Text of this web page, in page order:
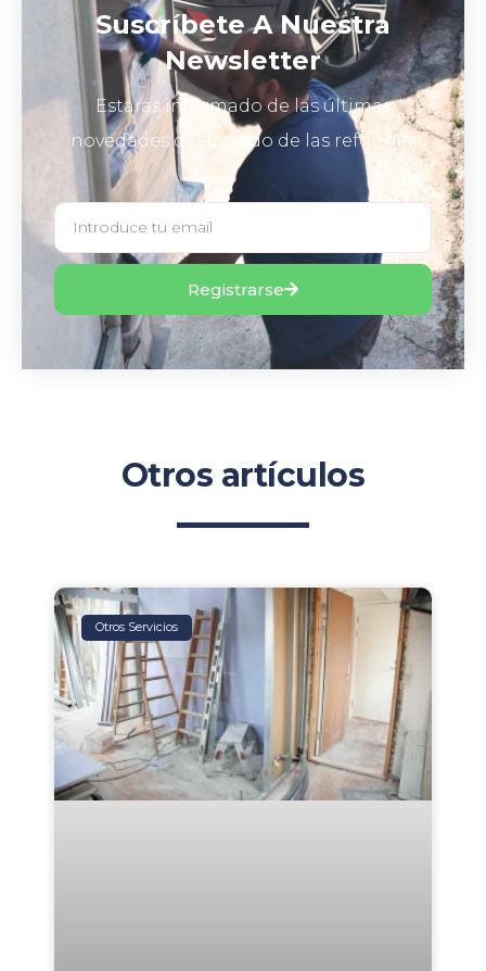
Suscríbete A Nuestra
Newsletter
Estarás informado de las últimas
novedades del mundo de las reformas
Registrarse
Otros artículos
Otros Servicios